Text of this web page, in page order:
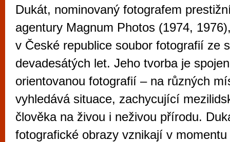
Dukát, nominovaný fotografem
agentury Magnum Photos (1974,
v České republice soubor fotografií ze
devadesátých let. Jeho tvorba je
orientovanou fotografií – na různých
vyhledává situace, zachycující
člověka na živou i neživou přírodu.
fotografické obrazy vznikají v
vyzkoušet různé kasinové hry. V
metropoli naleznete širokou nabídku her
po moderní automaty jak pro pravidelné
příležitostné hráče. V...